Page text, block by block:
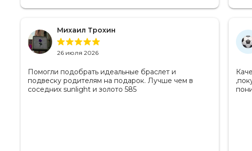
Михаил Трохин
26 июля 2026
Помогли подобрать идеальные браслет и
подвеску родителям на подарок. Лучше чем в
соседних sunlight и золото 585